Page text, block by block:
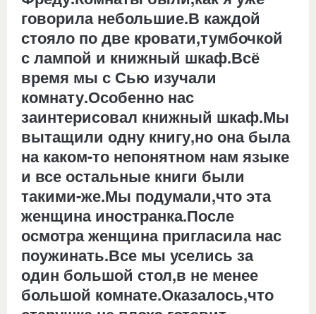
говорила небольшие.В каждой
стояло по две кровати,тумбочкой
с лампой и книжный шкаф.Всё
время мы с Сью изучали
комнату.Особенно нас
заинтерисовал книжный шкаф.Мы
вытащили одну книгу,но она была
на каком-то непонятном нам языке
и все остальные книги были
такими-же.Мы подумали,что эта
женщина иностранка.После
осмотра женщина пригласила нас
поужинать.Все мы уселись за
один большой стол,в не менее
большой комнате.Оказалось,что